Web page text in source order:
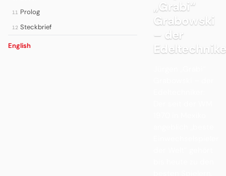
11 Prolog
12 Steckbrief
English
„Grabi“
Grabowski
– der